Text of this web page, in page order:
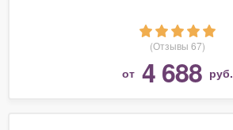
(Отзывы 67)
от 4 688 руб.